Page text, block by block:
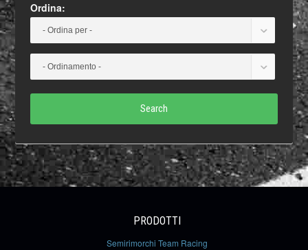
Ordina:
Search
PRODOTTI
Semirimorchi Team Racing